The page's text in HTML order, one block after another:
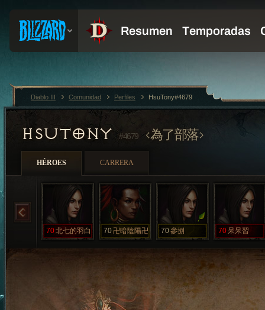
HSUTONY#4679 為了部落
HÉROES CARRERA
70北七的羽白 70卍暗陰陽卍 70參捌 70呆呆習
Diablo III Comunidad Perfiles HsuTony#4679